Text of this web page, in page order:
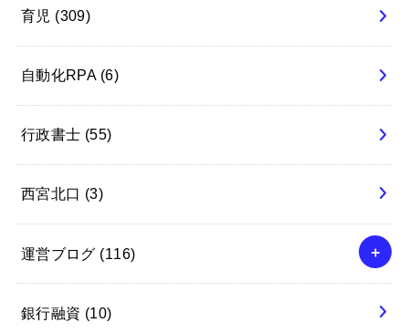
育児 (309)
自動化RPA (6)
行政書士 (55)
西宮北口 (3)
運営ブログ (116)
銀行融資 (10)